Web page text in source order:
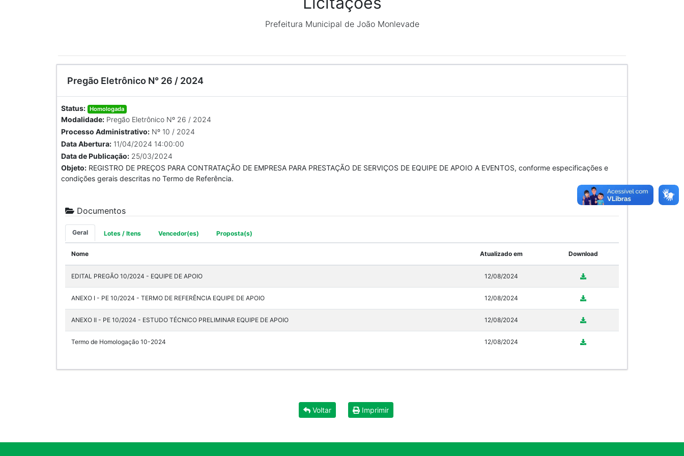
Prefeitura Municipal de João Monlevade
Pregão Eletrônico N° 26 / 2024
Status: Homologada
Modalidade: Pregão Eletrônico Nº 26 / 2024
Processo Administrativo: Nº 10 / 2024
Data Abertura: 11/04/2024 14:00:00
Data de Publicação: 25/03/2024
Objeto: REGISTRO DE PREÇOS PARA CONTRATAÇÃO DE EMPRESA PARA PRESTAÇÃO DE SERVIÇOS DE EQUIPE DE APOIO A EVENTOS, conforme especificações e
condições gerais descritas no Termo de Referência.
Documentos
Geral Lotes / Itens Vencedor(es) Proposta(s)
Nome Atualizado em Download
EDITAL PREGÃO 10/2024 - EQUIPE DE APOIO 12/08/2024
ANEXO I - PE 10/2024 - TERMO DE REFERÊNCIA EQUIPE DE APOIO 12/08/2024
ANEXO II - PE 10/2024 - ESTUDO TÉCNICO PRELIMINAR EQUIPE DE APOIO 12/08/2024
Termo de Homologação 10-2024 12/08/2024
Voltar Imprimir